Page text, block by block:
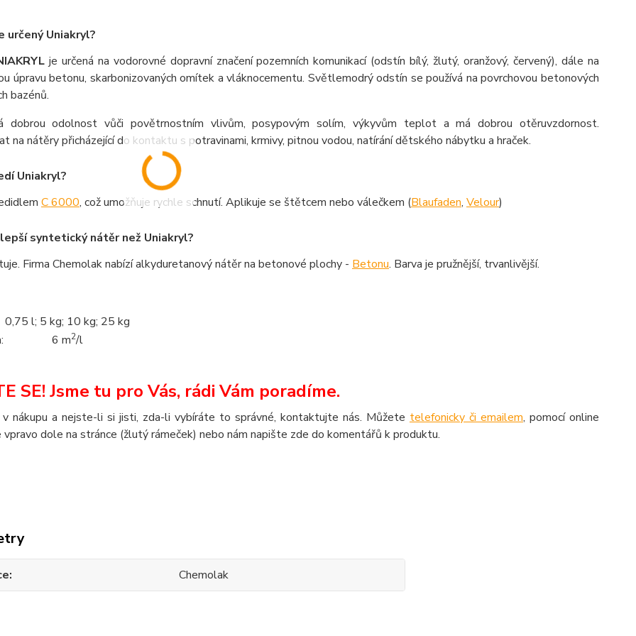
určený Uniakryl?
je určená na vodorovné dopravní značení pozemních komunikací (odstín bílý, žlutý, oranžový, červený), dále na
úpravu betonu, skarbonizovaných omítek a vláknocementu. Světlemodrý odstín se používá na povrchovou betonových
bazénů.
dobrou odolnost vůči povětrnostním vlivům, posypovým solím, výkyvům teplot a má dobrou otěruvzdornost.
na nátěry přicházející do kontaktu s potravinami, krmivy, pitnou vodou, natírání dětského nábytku a hraček.
Uniakryl?
C 6000, což umožňuje rychle schnutí. Aplikuje se štětcem nebo válečkem (Blaufaden, Velour)
syntetický nátěr než Uniakryl?
Firma Chemolak nabízí alkyduretanový nátěr na betonové plochy - Betonu. Barva je pružnější, trvanlivější.
0,75 l; 5 kg; 10 kg; 25 kg
6 m2/l
SE! Jsme tu pro Vás, rádi Vám poradíme.
nákupu a nejste-li si jisti, zda-li vybíráte to správné, kontaktujte nás. Můžete telefonicky či emailem, pomocí online
dole na stránce (žlutý rámeček) nebo nám napište zde do komentářů k produktu.
Chemolak